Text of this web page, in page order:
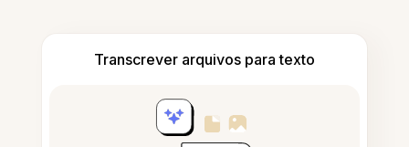
Transcrever arquivos para texto